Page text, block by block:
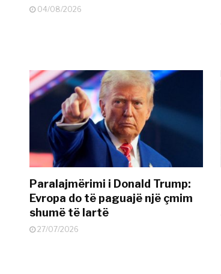
04/08/2026
Paralajmërimi i Donald Trump:
Evropa do të paguajë një çmim
shumë të lartë
27/07/2026